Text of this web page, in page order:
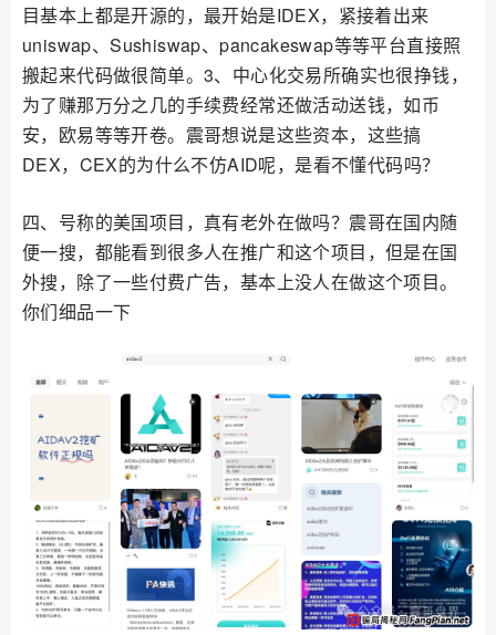
目基本上都是开源的，最开始是IDEX，紧接着出来
uniswap、Sushiswap、pancakeswap等等平台直接照
搬起来代码做很简单。3、中心化交易所确实也很挣钱，
为了赚那万分之几的手续费经常还做活动送钱，如币
安，欧易等等开卷。震哥想说是这些资本，这些搞
DEX，CEX的为什么不仿AID呢，是看不懂代码吗？
四、号称的美国项目，真有老外在做吗？震哥在国内随
便一搜，都能看到很多人在推广和这个项目，但是在国
外搜，除了一些付费广告，基本上没人在做这个项目。
你们细品一下